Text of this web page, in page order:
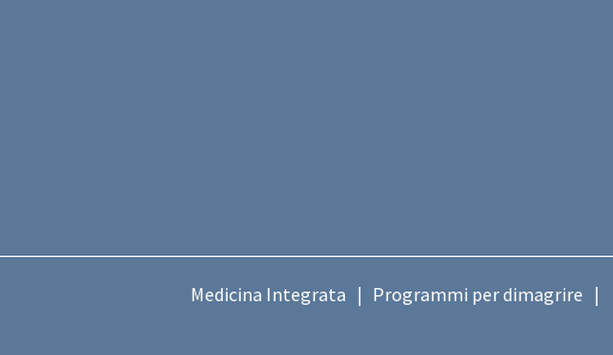
Medicina Integrata Programmi per dimagrire